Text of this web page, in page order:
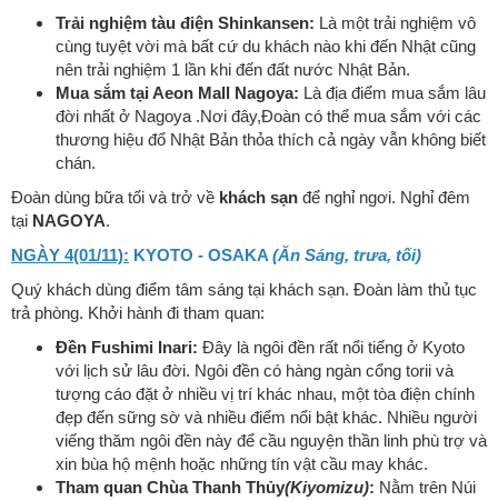
Trải nghiệm tàu điện Shinkansen: Là một trải nghiệm vô
cùng tuyệt vời mà bất cứ du khách nào khi đến Nhật cũng
nên trải nghiệm 1 lần khi đến đất nước Nhật Bản.
Mua sắm tại Aeon Mall Nagoya: Là địa điểm mua sắm lâu
đời nhất ở Nagoya .Nơi đây,Đoàn có thể mua sắm với các
thương hiệu đổ Nhật Bản thỏa thích cả ngày vẫn không biết
chán.
Đoàn dùng bữa tối và trở về khách sạn để nghỉ ngơi. Nghỉ đêm
tại NAGOYA.
NGÀY 4(01/11): KYOTO - OSAKA (Ăn Sáng, trưa, tối)
Quý khách dùng điểm tâm sáng tại khách sạn. Đoàn làm thủ tục
trả phòng. Khởi hành đi tham quan:
Đền Fushimi Inari: Đây là ngôi đền rất nổi tiếng ở Kyoto
với lịch sử lâu đời. Ngôi đền có hàng ngàn cổng torii và
tượng cáo đặt ở nhiều vị trí khác nhau, một tòa điện chính
đẹp đến sững sờ và nhiều điểm nổi bật khác. Nhiều người
viếng thăm ngôi đền này để cầu nguyện thần linh phù trợ và
xin bùa hộ mệnh hoặc những tín vật cầu may khác.
Tham quan Chùa Thanh Thủy(Kiyomizu): Nằm trên Núi